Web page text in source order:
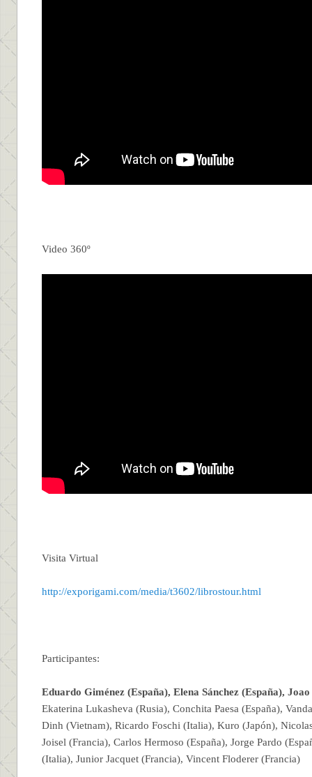
Video 360º
Visita Virtual
http://exporigami.com/media/t3602/librostour.html
Participantes:
Eduardo Giménez (España), Elena Sánchez (España),
Ekaterina Lukasheva (Rusia), Conchita Paesa (España),
Dinh (Vietnam), Ricardo Foschi (Italia), Kuro (Japón),
Joisel (Francia), Carlos Hermoso (España), Jorge Pardo
(Italia), Junior Jacquet (Francia), Vincent Floderer (Francia)